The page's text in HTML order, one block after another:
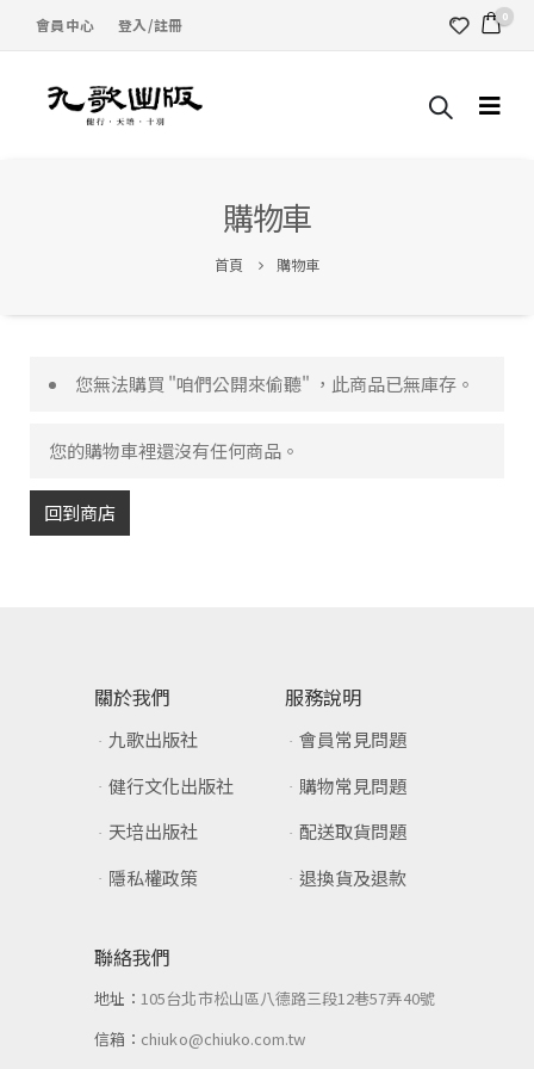
會員中心 登入/註冊 0
購物車
首頁 購物車
您無法購買 "咱們公開來偷聽" ，此商品已無庫存。
您的購物車裡還沒有任何商品。
回到商店
關於我們
九歌出版社
健行文化出版社
天培出版社
隱私權政策
服務說明
會員常見問題
購物常見問題
配送取貨問題
退換貨及退款
聯絡我們
地址：105台北市松山區八德路三段12巷57弄40號
信箱： chiuko@chiuko.com.tw